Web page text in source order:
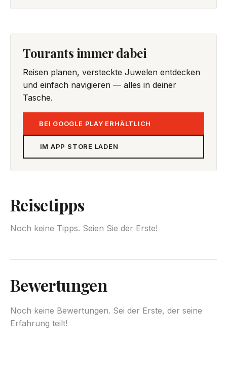
Tourants immer dabei
Reisen planen, versteckte Juwelen entdecken
und einfach navigieren — alles in deiner
Tasche.
BEI GOOGLE PLAY ERHÄLTLICH
IM APP STORE LADEN
Reisetipps
Noch keine Tipps. Seien Sie der Erste!
Bewertungen
Noch keine Bewertungen. Sei der Erste, der seine
Erfahrung teilt!